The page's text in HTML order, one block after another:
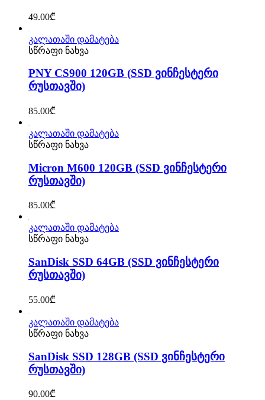
49.00₾
კალათაში დამატება
სწრაფი ნახვა
PNY CS900 120GB (SSD ვინჩესტერი
რუსთავში)
85.00₾
კალათაში დამატება
სწრაფი ნახვა
Micron M600 120GB (SSD ვინჩესტერი
რუსთავში)
85.00₾
კალათაში დამატება
სწრაფი ნახვა
SanDisk SSD 64GB (SSD ვინჩესტერი
რუსთავში)
55.00₾
კალათაში დამატება
სწრაფი ნახვა
SanDisk SSD 128GB (SSD ვინჩესტერი
რუსთავში)
90.00₾